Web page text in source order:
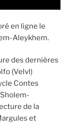
en ligne le
Aleykhem.
des dernières
(Velvl)
Contes
de la
et